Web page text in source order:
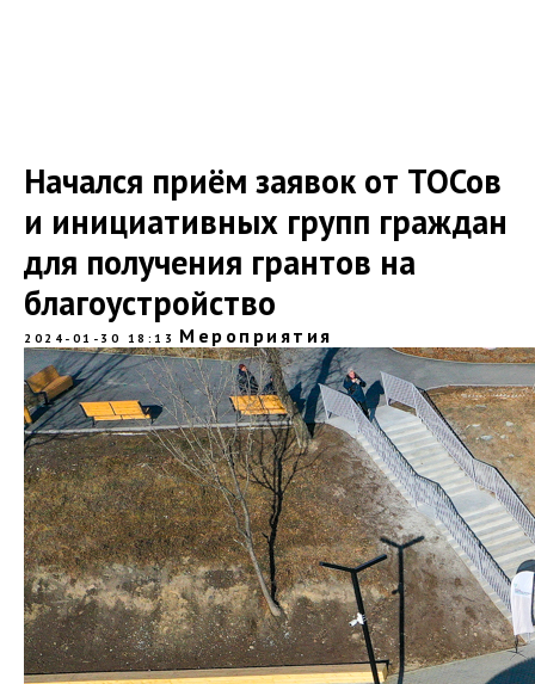
Начался приём заявок от ТОСов
и инициативных групп граждан
для получения грантов на
благоустройство
2024-01-30 18:13 Мероприятия